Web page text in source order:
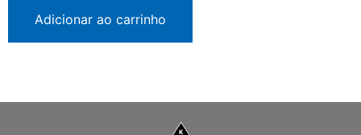
Adicionar ao carrinho